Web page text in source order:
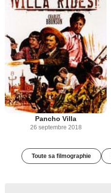
Pancho Villa
26 septembre 2018
Toute sa filmographie